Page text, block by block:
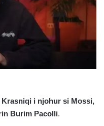
i njohur si Mossi,
Burim Pacolli.